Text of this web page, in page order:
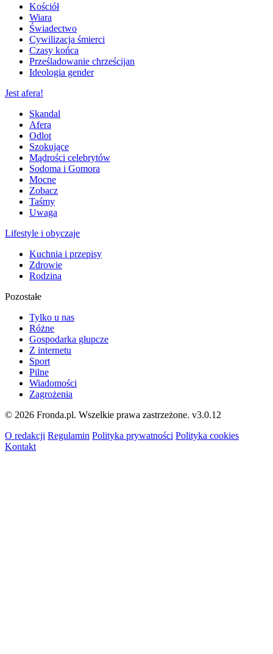
Kościół
Wiara
Świadectwo
Cywilizacja śmierci
Czasy końca
Prześladowanie chrześcijan
Ideologia gender
Jest afera!
Skandal
Afera
Odlot
Szokujące
Mądrości celebrytów
Sodoma i Gomora
Mocne
Zobacz
Taśmy
Uwaga
Lifestyle i obyczaje
Kuchnia i przepisy
Zdrowie
Rodzina
Pozostałe
Tylko u nas
Różne
Gospodarka głupcze
Z internetu
Sport
Pilne
Wiadomości
Zagrożenia
© 2026 Fronda.pl. Wszelkie prawa zastrzeżone. v3.0.12
O redakcji Regulamin Polityka prywatności Polityka cookies
Kontakt